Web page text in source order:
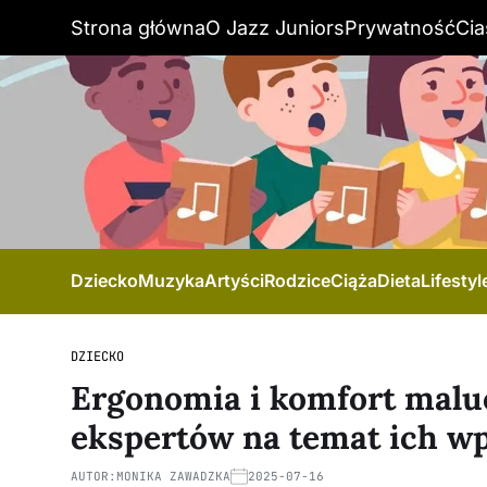
Strona głównaO Jazz JuniorsPrywatność
DzieckoMuzykaArtyściRodziceCiążaDieta
DZIECKO
Ergonomia i komfort
ekspertów na temat ich
AUTOR: MONIKA ZAWADZKA 2025-07-16